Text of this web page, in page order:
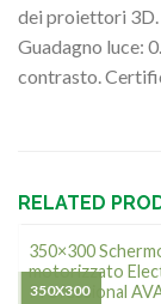
dei proiettori
Guadagno luce:
contrasto.
RELATED
350×300
motorizzato
Professional
350X300